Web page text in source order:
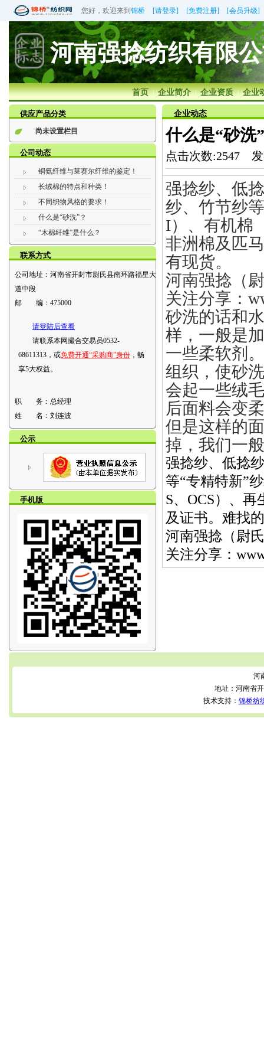
您好，欢迎来到 锦桥 [请登录] [免费注册] [会员升级]
河南强捻纺织有限
首页 | 企业简介 | 企业资质 | 企业
供应产品分类
尚未设置栏目
公司动态
铜氨纤维与莱赛尔纤维的鉴定！
长绒棉的特点和种类！
不同织物风格的要求！
什么是“砂洗”？
“木棉纤维”是什么？
联系方式
公司地址： 河南省开封市尉氏县南环路福星大
道中段
邮 编： 475000
请登陆后查看
请联系本网撮合交易员0532-
68611313，或免费开通“采购商”身份 ，畅
享5大权益。
职 务： 总经理
姓 名： 刘连波
公示
手机版
企业动态
什么是“砂洗
点击次数:2547
强捻纱、低
纱、竹节纱
I）、有机棉
非洲棉及匹
有现货。
河南强捻（
关注分享：
砂洗的话和
样，一般是
一些柔软剂
组织，使砂
会起一些绒
后面料会变
但是这样的
掉，我们一般
强捻纱、低捻
等“专精特新”
S、OCS）、
及证书。难找
河南强捻（尉
关注分享：
河
地址：河南省
技术支持： 锦桥纺